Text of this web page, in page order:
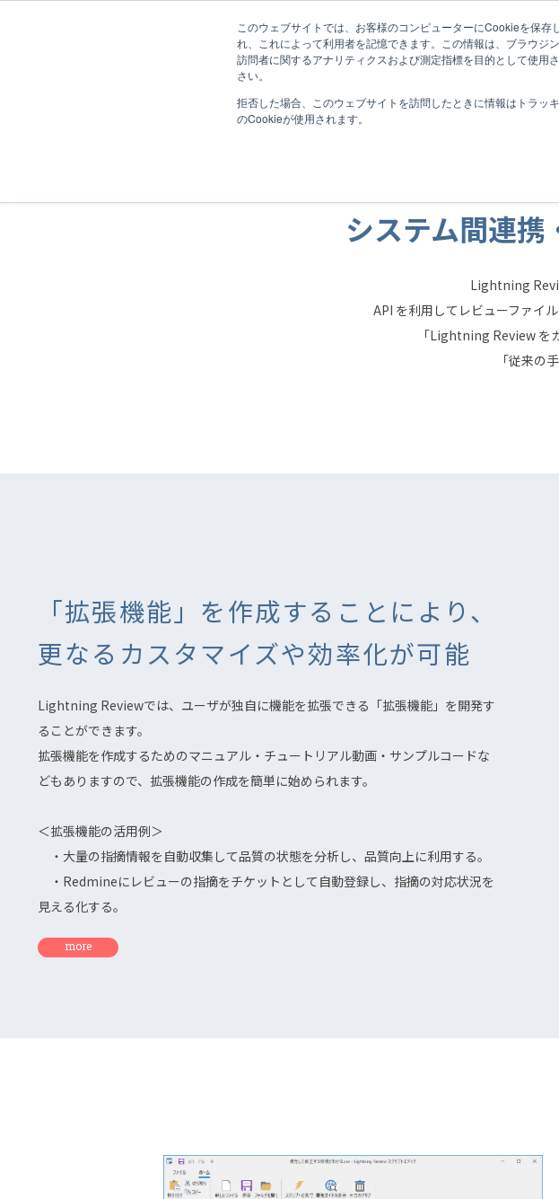
このウェブサイトでは、お客様のコンピューターにCookieを保
れ、これによって利用者を記憶できます。この情報は、ブラウ
訪問者に関するアナリティクスおよび測定指標を目的として使用
さい。
拒否した場合、このウェブサイトを訪問したときに情報はトラ
のCookieが使用されます。
特長 バージョン別情報
システム間連携・作業の自動化が可能に
システム間連
Lightning
API を利用してレビューファイ
「Lightning Review を
「従来の
「拡張機能」を作成することにより、
更なるカスタマイズや効率化が可能
Lightning Reviewでは、ユーザが独自に機能を拡張できる「拡張機能」を開発す
ることができます。
拡張機能を作成するためのマニュアル・チュートリアル動画・サンプルコードな
どもありますので、拡張機能の作成を簡単に始められます。
＜拡張機能の活用例＞
・大量の指摘情報を自動収集して品質の状態を分析し、品質向上に利用する。
・Redmineにレビューの指摘をチケットとして自動登録し、指摘の対応状況を
見える化する。
more